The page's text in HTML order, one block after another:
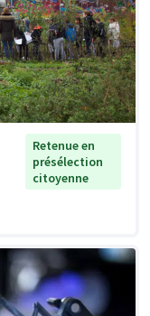
Retenue en
présélection
citoyenne